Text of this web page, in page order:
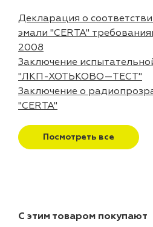
Декларация о
эмали "CERTA"
2008
Заключение
"ЛКП-ХОТЬКОВО—ТЕСТ"
Заключение о
"CERTA"
Посмотреть все
С этим товаром покупают